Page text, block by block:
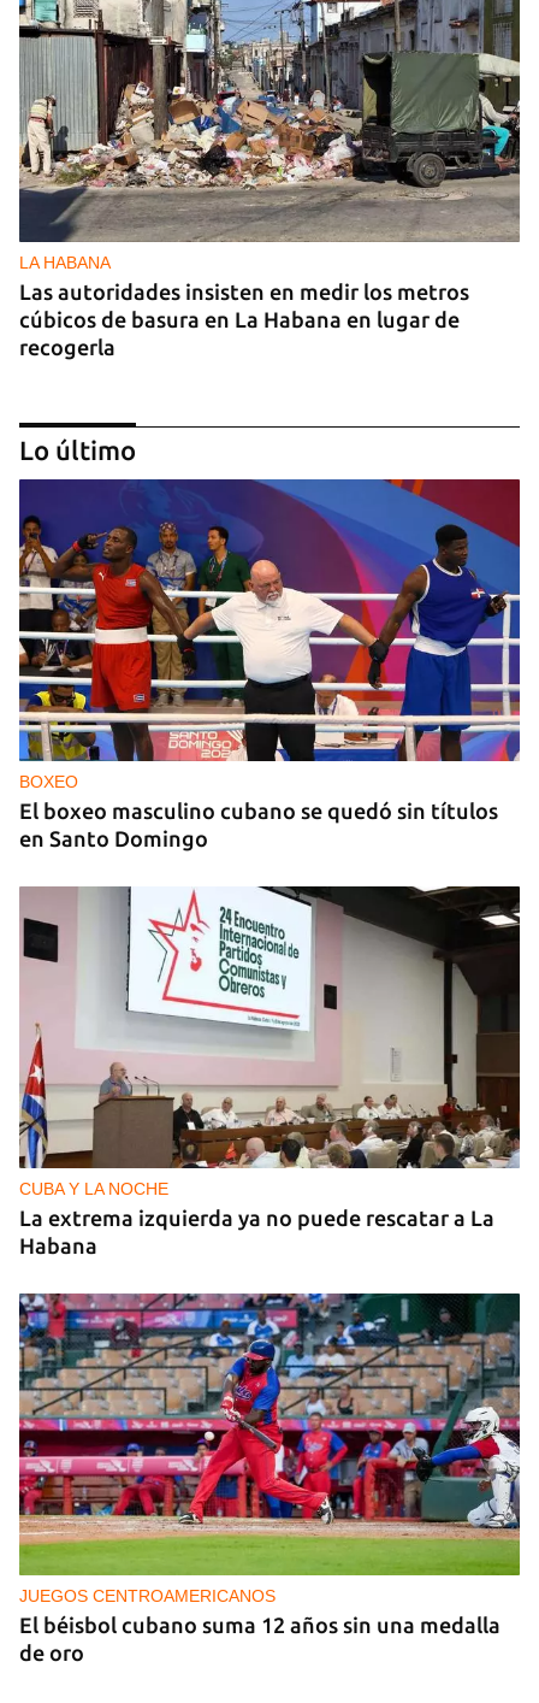
Para poder guardar como favorito, primero has de
iniciar sesión con tu cuenta de 14ymedio.
INICIAR SESIÓN CANCELAR
LA HABANA
Las autoridades insisten en medir los metros
cúbicos de basura en La Habana en lugar de
recogerla
25N
Pese al subregistro de los datos oficiales, Cuba
tiene una alta incidencia de feminicidios
Lo último
BOXEO
El boxeo masculino cubano se quedó sin títulos
en Santo Domingo
CUBA Y LA NOCHE
La extrema izquierda ya no puede rescatar a La
Habana
JUEGOS CENTROAMERICANOS
El béisbol cubano suma 12 años sin una medalla
de oro